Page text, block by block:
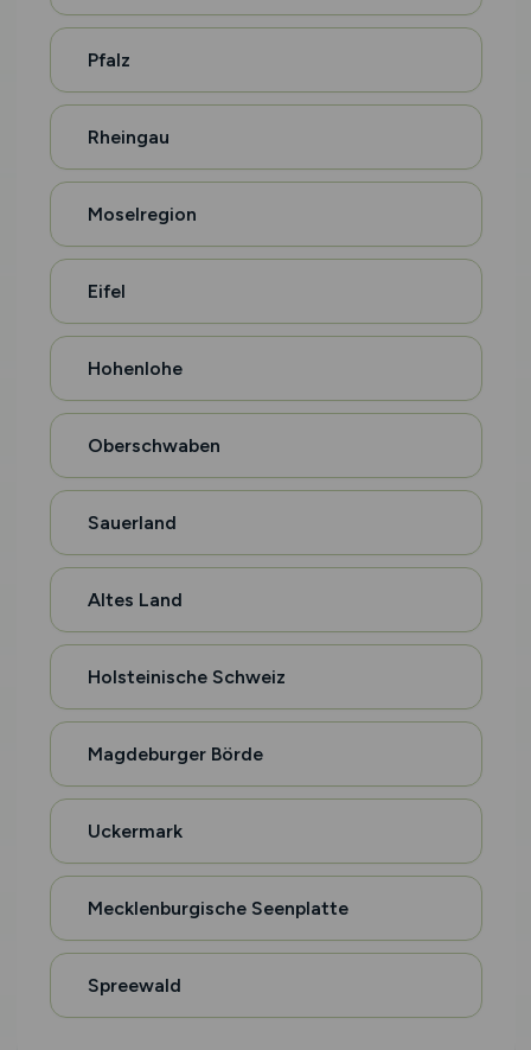
Pfalz
Rheingau
Moselregion
Eifel
Hohenlohe
Oberschwaben
Sauerland
Altes Land
Holsteinische Schweiz
Magdeburger Börde
Uckermark
Mecklenburgische Seenplatte
Spreewald